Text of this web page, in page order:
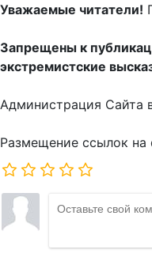
Уважаемые читатели!
Запрещены к
экстремистские
Администрация Сайта
Размещение ссылок на